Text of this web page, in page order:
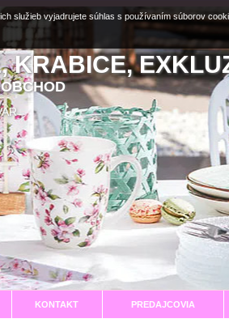
KRABICE,
KONTAKT PREDAJCOVIA
služieb vyjadrujete súhlas s používaním súborov